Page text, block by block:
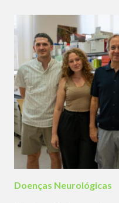
Doenças Neurológicas